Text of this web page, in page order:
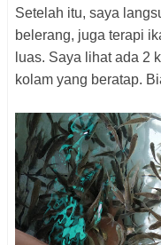
Setelah itu, saya
belerang, juga terapi
luas. Saya lihat ada 2
kolam yang beratap.